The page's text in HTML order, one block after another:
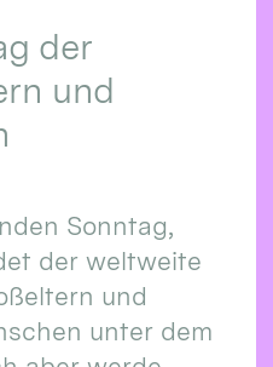
der
und
Sonntag,
der weltweite
und
unter dem